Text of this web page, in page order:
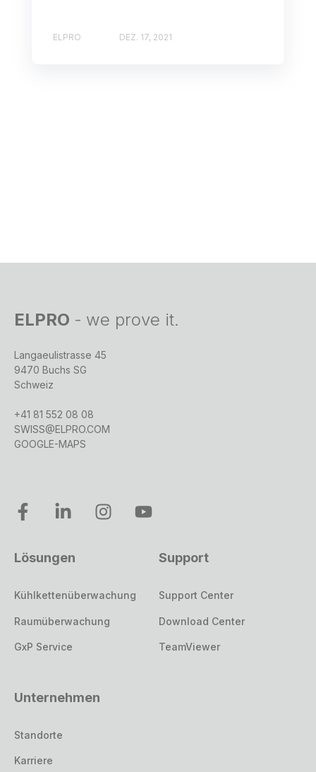
ELPRO DEZ. 17, 2021
ELPRO - we prove it.
Langaeulistrasse 45
9470 Buchs SG
Schweiz
+41 81 552 08 08
SWISS@ELPRO.COM
GOOGLE-MAPS
Lösungen
Kühlkettenüberwachung
Raumüberwachung
GxP Service
Support
Support Center
Download Center
TeamViewer
Unternehmen
Standorte
Karriere